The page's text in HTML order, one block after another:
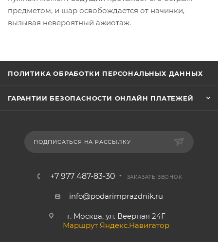
предметом, и шар освобождается от начинки,
вызывая невероятный ажиотаж.
ПОЛИТИКА ОБРАБОТКИ ПЕРСОНАЛЬНЫХ ДАННЫХ
ГАРАНТИИ БЕЗОПАСНОСТИ ОНЛАЙН ПЛАТЕЖЕЙ
ПОДПИСАТЬСЯ НА РАССЫЛКУ
+7 977 487-83-30 ЗАКАЗАТЬ ЗВОНОК
info@podarimprazdnik.ru
г. Москва, ул. Веерная 24Г
Маршрут Яндекс.Навигатор